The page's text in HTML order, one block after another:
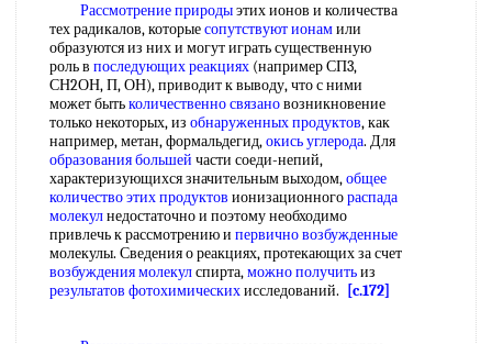
Рассмотрение природыэтих ионов и количества
тех радикалов, которыесопутствуют ионамили
образуются из них и могут играть существенную
роль в последующих реакциях (например СП3,
СН2ОН, П, ОН), приводит к выводу, что с ними
может бытьколичественно связановозникновение
только некоторых, из обнаруженных продуктов, как
например, метан, формальдегид,окись углерода. Для
образования большей части соеди-непий,
характеризующихся значительным выходом,общее
количествоэтих продуктов ионизационногораспада
молекулнедостаточно и поэтому необходимо
привлечь к рассмотрению и первично возбужденные
молекулы. Сведения о реакциях, протекающих за счет
возбуждения молекулспирта,можно получитьиз
результатов фотохимическихисследований. [c.172]